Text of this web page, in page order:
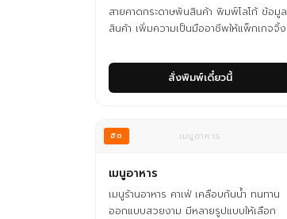
สายคาดกระดาษพันสินค้า พิมพ์โลโก้ ข้อมูล
สินค้า เพิ่มความเป็นมืออาชีพให้แพ็กเกจจิ้ง
สั่งพิมพ์เดี๋ยวนี้
เมนูอาหาร
ฮิต
เมนูอาหาร
เมนูร้านอาหาร คาเฟ่ เคลือบกันน้ำ ทนทาน
ออกแบบสวยงาม มีหลายรูปแบบให้เลือก